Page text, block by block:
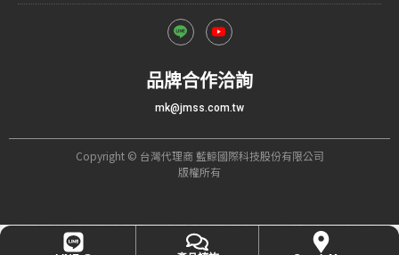
品牌合作洽詢
mk@jmss.com.tw
Copyright © 台灣代理商 藍鯨國際科技股份有限公司
版權所有